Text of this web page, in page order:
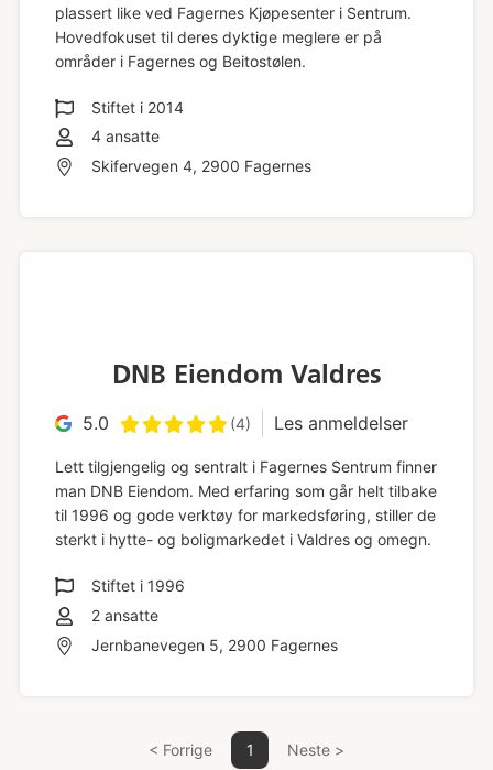
plassert like ved Fagernes Kjøpesenter i Sentrum.
Hovedfokuset til deres dyktige meglere er på
områder i Fagernes og Beitostølen.
Stiftet i 2014
4ansatte
Skifervegen 4, 2900 Fagernes
DNB Eiendom Valdres
5.0 (4) Les anmeldelser
Lett tilgjengelig og sentralt i Fagernes Sentrum finner
man DNB Eiendom. Med erfaring som går helt tilbake
til 1996 og gode verktøy for markedsføring, stiller de
sterkt i hytte- og boligmarkedet i Valdres og omegn.
Stiftet i 1996
2ansatte
Jernbanevegen 5, 2900 Fagernes
< Forrige 1 Neste >